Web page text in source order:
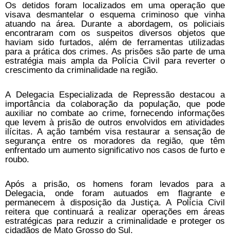
Os detidos foram localizados em uma operação que
visava desmantelar o esquema criminoso que vinha
atuando na área. Durante a abordagem, os policiais
encontraram com os suspeitos diversos objetos que
haviam sido furtados, além de ferramentas utilizadas
para a prática dos crimes. As prisões são parte de uma
estratégia mais ampla da Polícia Civil para reverter o
crescimento da criminalidade na região.
A Delegacia Especializada de Repressão destacou a
importância da colaboração da população, que pode
auxiliar no combate ao crime, fornecendo informações
que levem à prisão de outros envolvidos em atividades
ilícitas. A ação também visa restaurar a sensação de
segurança entre os moradores da região, que têm
enfrentado um aumento significativo nos casos de furto e
roubo.
Após a prisão, os homens foram levados para a
Delegacia, onde foram autuados em flagrante e
permanecem à disposição da Justiça. A Polícia Civil
reitera que continuará a realizar operações em áreas
estratégicas para reduzir a criminalidade e proteger os
cidadãos de Mato Grosso do Sul.